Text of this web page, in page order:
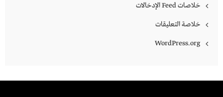
خلاصات Feed الإدخالات
خلاصة التعليقات
WordPress.org